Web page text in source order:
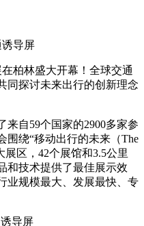
在柏林盛大开幕！全球交通
同探讨未来出行的创新理念
来自59个国家的2900多家参
围绕“移动出行的未来（The
展区，42个展馆和3.5公里
和技术提供了最佳展示效
业规模最大、发展最快、专